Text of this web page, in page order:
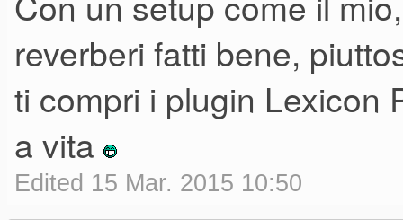
reverberi fatti bene,
ti compri i plugin Lexicon
a vita
Edited 15 Mar. 2015 10:50